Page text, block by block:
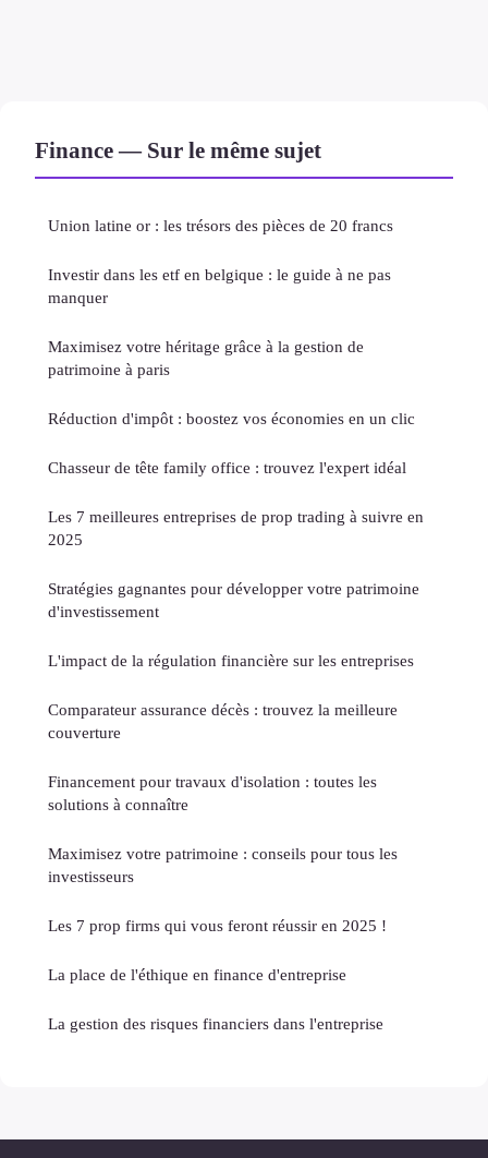
Finance — Sur le même sujet
Union latine or : les trésors des pièces de 20 francs
Investir dans les etf en belgique : le guide à ne pas
manquer
Maximisez votre héritage grâce à la gestion de
patrimoine à paris
Réduction d'impôt : boostez vos économies en un clic
Chasseur de tête family office : trouvez l'expert idéal
Les 7 meilleures entreprises de prop trading à suivre en
2025
Stratégies gagnantes pour développer votre patrimoine
d'investissement
L'impact de la régulation financière sur les entreprises
Comparateur assurance décès : trouvez la meilleure
couverture
Financement pour travaux d'isolation : toutes les
solutions à connaître
Maximisez votre patrimoine : conseils pour tous les
investisseurs
Les 7 prop firms qui vous feront réussir en 2025 !
La place de l'éthique en finance d'entreprise
La gestion des risques financiers dans l'entreprise